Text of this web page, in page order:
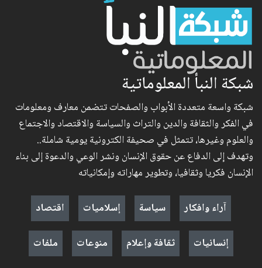
شبكة النبأ المعلوماتية
شبكة واسعة متعددة الأبواب والصفحات تتضمن معارف ومعلومات
في الفكر والثقافة والدين والتراث والسياسة والاقتصاد والاجتماع
والعلوم وغيرها، تتمثل في صحيفة الكترونية يومية شاملة..
وتهدف إلى الدفاع عن حقوق الإنسان ونشر الوعي والدعوة إلى بناء
الإنسان فكريا وثقافيا، وتطوير مهاراته وإمكانياته
آراء وافكار
سياسة إسلاميات
اقتصاد
إنسانيات
ثقافة وإعلام منوعات ملفات